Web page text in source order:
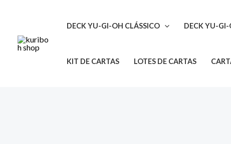
conteúdo
DECK YU-GI-OH CLÁSSICO DECK YU-GI-
KIT DE CARTAS LOTES DE CARTAS